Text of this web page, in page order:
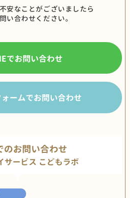
安なことがございましたら
い合わせください。
でお問い合わせ
ームでお問い合わせ
のお問い合わせ
サービス こどもラボ